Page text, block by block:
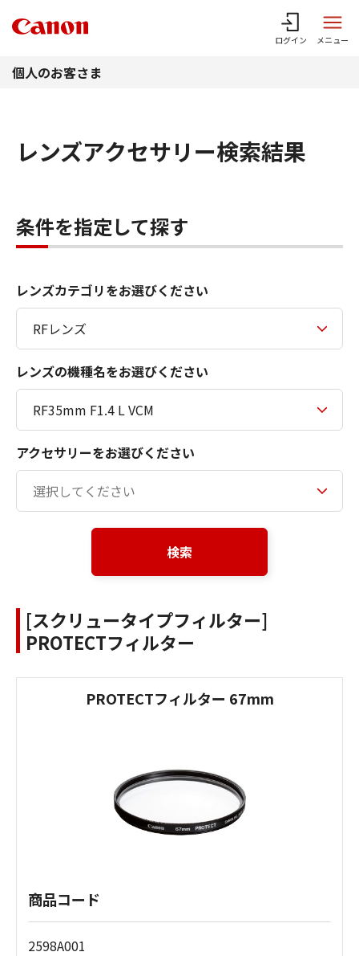
ログイン メニュー
個人のお客さま
レンズアクセサリー検索結果
条件を指定して探す
レンズカテゴリをお選びください
レンズの機種名をお選びください
アクセサリーをお選びください
検索
[スクリュータイプフィルター]
PROTECTフィルター
PROTECTフィルター 67mm
商品コード
2598A001